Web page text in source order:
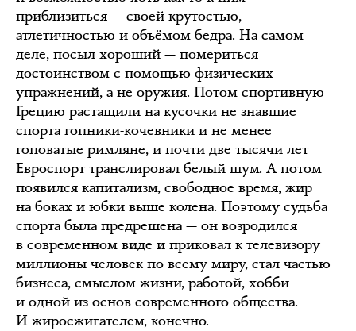
приблизиться — своей крутостью,
атлетичностью и объёмом бедра. На самом
деле, посыл хороший — помериться
достоинством с помощью физических
упражнений, а не оружия. Потом спортивную
Грецию растащили на кусочки не знавшие
спорта гопники-кочевники и не менее
гоповатые римляне, и почти две тысячи лет
Евроспорт транслировал белый шум. А потом
появился капитализм, свободное время, жир
на боках и юбки выше колена. Поэтому судьба
спорта была предрешена — он возродился
в современном виде и приковал к телевизору
миллионы человек по всему миру, стал частью
бизнеса, смыслом жизни, работой, хобби
и одной из основ современного общества.
И жиросжигателем, конечно.